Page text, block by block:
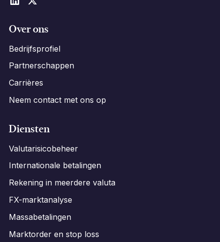
Over ons
Bedrijfsprofiel
Partnerschappen
Carrières
Neem contact met ons op
Diensten
Valutarisicobeheer
Internationale betalingen
Rekening in meerdere valuta
FX-marktanalyse
Massabetalingen
Marktorder en stop loss